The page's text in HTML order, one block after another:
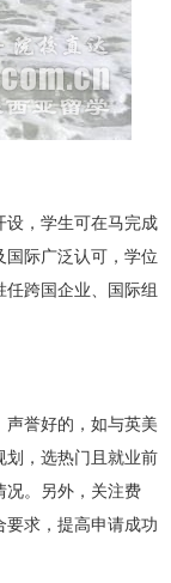
设，学生可在马完成
国际广泛认可，学位
跨国企业、国际组
声誉好的，如与英美
划，选热门且就业前
况。另外，关注费
要求，提高申请成功